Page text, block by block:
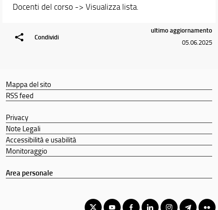
Docenti del corso -> Visualizza lista.
Condividi
ultimo aggiornamento
05.06.2025
Mappa del sito
RSS feed
Privacy
Note Legali
Accessibilità e usabilità
Monitoraggio
Area personale